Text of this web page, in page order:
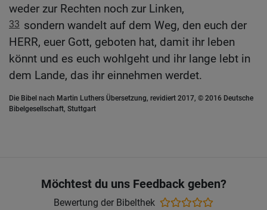
weder zur Rechten noch zur Linken,
33 sondern wandelt auf dem Weg, den euch der
HERR, euer Gott, geboten hat, damit ihr leben
könnt und es euch wohlgeht und ihr lange lebt in
dem Lande, das ihr einnehmen werdet.
Die Bibel nach Martin Luthers Übersetzung, revidiert 2017, © 2016 Deutsche
Bibelgesellschaft, Stuttgart
Möchtest du uns Feedback geben?
Bewertung der Bibelthek